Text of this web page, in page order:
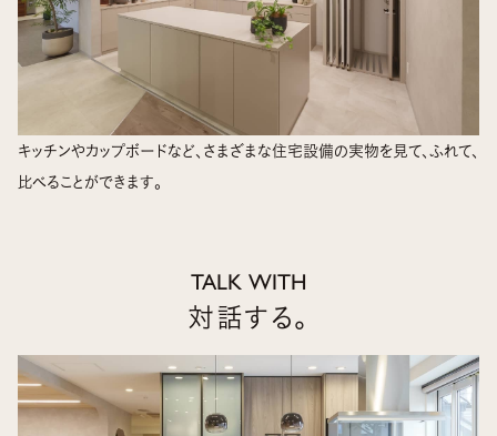
キッチンやカップボードなど、さまざまな住宅設備の実物を見て、ふれて、
比べることができます。
TALK WITH
対話する。